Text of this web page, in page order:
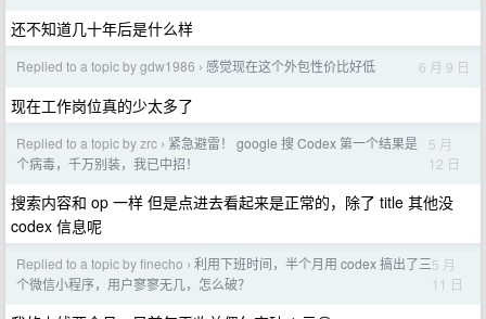
还不知道几十年后是什么样
Replied to a topic by gdw1986 › 感觉现在这个外包性价比好低 6 月 9 日
现在工作岗位真的少太多了
Replied to a topic by zrc › 紧急避雷！ google 搜 Codex 第一个结果是
个病毒，千万别装，我已中招！
5 月
12 日
搜索内容和 op 一样 但是点进去看起来是正常的，除了 title 其他没
codex 信息呢
Replied to a topic by finecho › 利用下班时间，半个月用 codex 搞出了三
个微信小程序，用户寥寥无几，怎么破？
5 月
11 日